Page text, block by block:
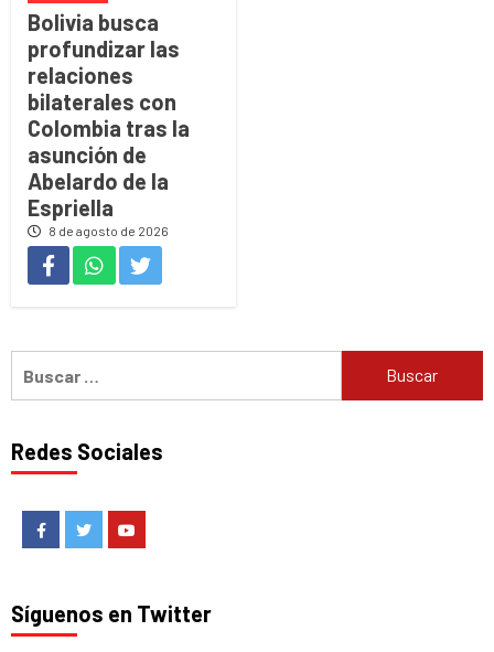
Bolivia busca
profundizar las
relaciones
bilaterales con
Colombia tras la
asunción de
Abelardo de la
Espriella
8 de agosto de 2026
Redes Sociales
FacebookTwitter
Síguenos en Twitter